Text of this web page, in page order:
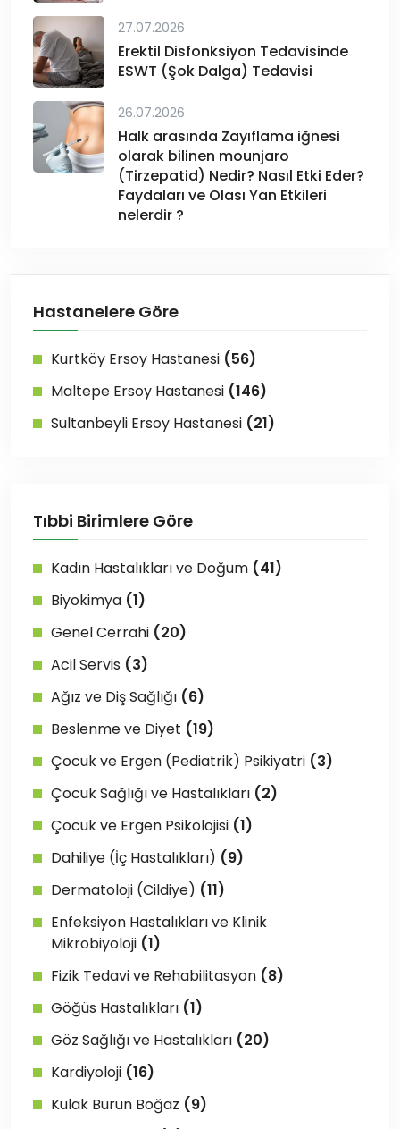
27.07.2026
Erektil Disfonksiyon Tedavisinde
ESWT (Şok Dalga) Tedavisi
26.07.2026
Halk arasında Zayıflama iğnesi
olarak bilinen mounjaro
(Tirzepatid) Nedir? Nasıl Etki Eder?
Faydaları ve Olası Yan Etkileri
nelerdir ?
Hastanelere Göre
Kurtköy Ersoy Hastanesi (56)
Maltepe Ersoy Hastanesi (146)
Sultanbeyli Ersoy Hastanesi (21)
Tıbbi Birimlere Göre
Kadın Hastalıkları ve Doğum (41)
Biyokimya (1)
Genel Cerrahi (20)
Acil Servis (3)
Ağız ve Diş Sağlığı (6)
Beslenme ve Diyet (19)
Çocuk ve Ergen (Pediatrik) Psikiyatri (3)
Çocuk Sağlığı ve Hastalıkları (2)
Çocuk ve Ergen Psikolojisi (1)
Dahiliye (İç Hastalıkları) (9)
Dermatoloji (Cildiye) (11)
Enfeksiyon Hastalıkları ve Klinik
Mikrobiyoloji (1)
Fizik Tedavi ve Rehabilitasyon (8)
Göğüs Hastalıkları (1)
Göz Sağlığı ve Hastalıkları (20)
Kardiyoloji (16)
Kulak Burun Boğaz (9)